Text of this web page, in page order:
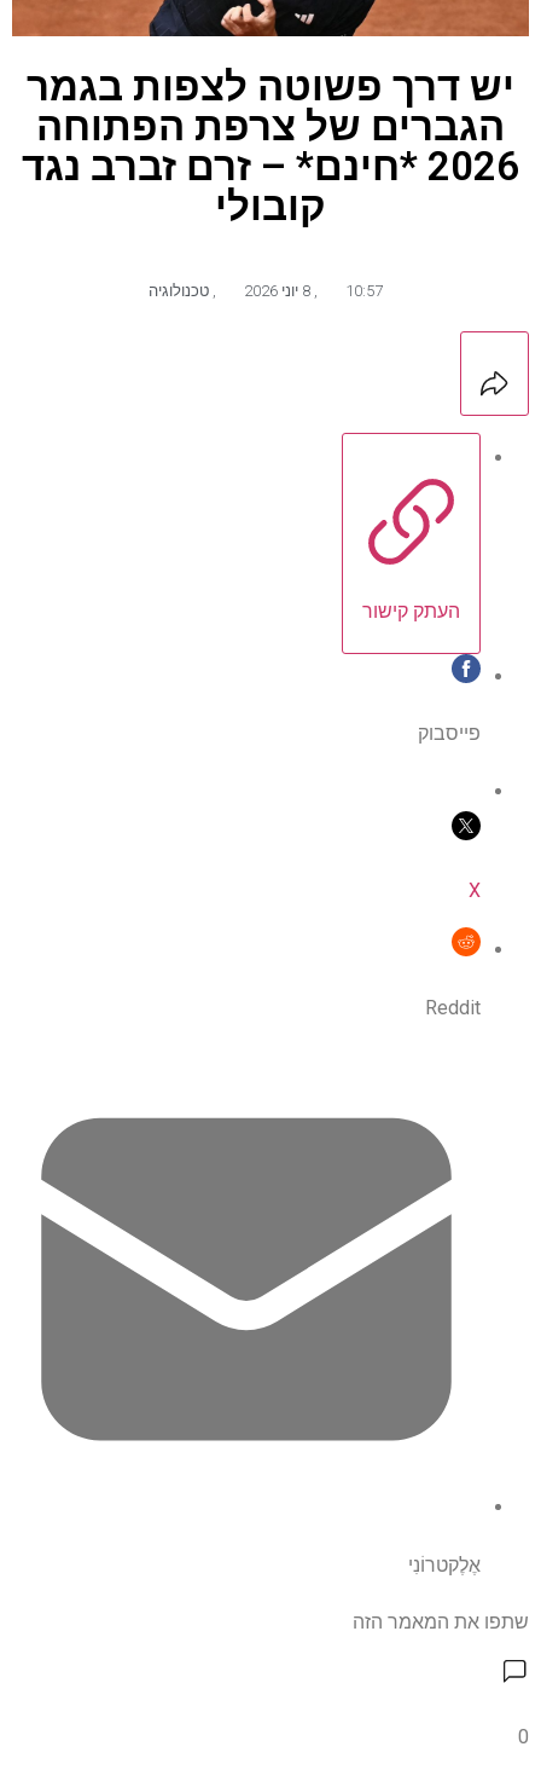
יש דרך פשוטה לצפות בגמר
הגברים של צרפת הפתוחה
2026 *חינם* – זרם זברב נגד
קובולי
10:57 טכנולוגיה
העתק קישור
פייסבוק
X
Reddit
אֶלֶקטרוֹנִי
שתפו את המאמר הזה
0